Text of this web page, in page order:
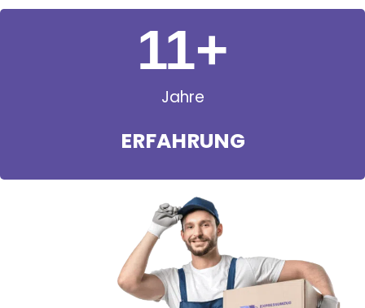
Jahre
ERFAHRUNG
11+